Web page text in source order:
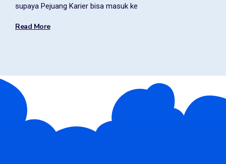
supaya Pejuang Karier bisa masuk ke
Read More